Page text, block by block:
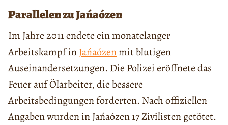
Parallelen zu Jańaózen
Im Jahre 2011 endete ein monatelanger
Arbeitskampf inJańaózenmit blutigen
Auseinandersetzungen. Die Polizei eröffnete das
Feuer auf Ölarbeiter, die bessere
Arbeitsbedingungen forderten. Nach offiziellen
Angaben wurden in Jańaózen 17 Zivilisten getötet.